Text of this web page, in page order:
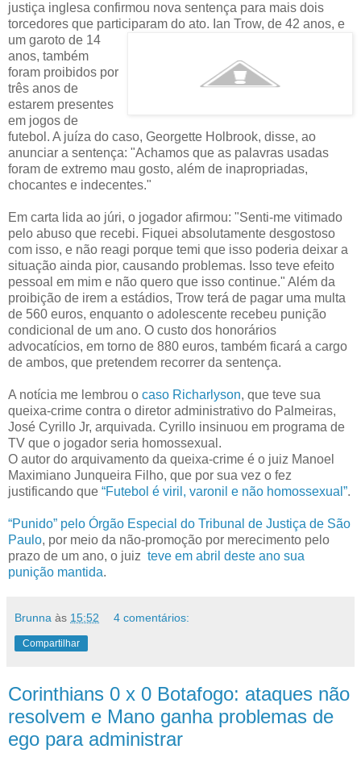
justiça inglesa confirmou nova sentença para mais dois
torcedores que participaram do ato. Ian Trow, de 42 anos, e
um garoto de 14
anos, também
foram proibidos por
três anos de
estarem presentes
em jogos de
futebol. A juíza do caso, Georgette Holbrook, disse, ao
anunciar a sentença: "Achamos que as palavras usadas
foram de extremo mau gosto, além de inapropriadas,
chocantes e indecentes."
Em carta lida ao júri, o jogador afirmou: "Senti-me vitimado
pelo abuso que recebi. Fiquei absolutamente desgostoso
com isso, e não reagi porque temi que isso poderia deixar a
situação ainda pior, causando problemas. Isso teve efeito
pessoal em mim e não quero que isso continue." Além da
proibição de irem a estádios, Trow terá de pagar uma multa
de 560 euros, enquanto o adolescente recebeu punição
condicional de um ano. O custo dos honorários
advocatícios, em torno de 880 euros, também ficará a cargo
de ambos, que pretendem recorrer da sentença.
A notícia me lembrou o caso Richarlyson, que teve sua
queixa-crime contra o diretor administrativo do Palmeiras,
José Cyrillo Jr, arquivada. Cyrillo insinuou em programa de
TV que o jogador seria homossexual.
O autor do arquivamento da queixa-crime é o juiz Manoel
Maximiano Junqueira Filho, que por sua vez o fez
justificando que “Futebol é viril, varonil e não homossexual”.
“Punido” pelo Órgão Especial do Tribunal de Justiça de São
Paulo, por meio da não-promoção por merecimento pelo
prazo de um ano, o juiz teve em abril deste ano sua
punição mantida.
Brunna às 15:52 4 comentários:
Compartilhar
Corinthians 0 x 0 Botafogo: ataques não
resolvem e Mano ganha problemas de
ego para administrar